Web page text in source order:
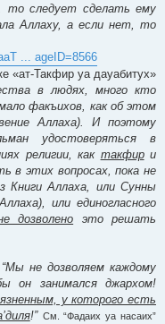
то следует сделать ему
Аллаху, а если нет, то
... ageID=8566
«ат-Такфир уа дауабитух»
в людях, много кто
факъихов, как об этом
Аллаха). И поэтому
удостоверяться в
религии, как такфири
в этих вопросах, пока не
Книги Аллаха, или Сунны
или единогласного
дозволено это решать
“Мы не дозволяем каждому
он занимался джархом!
у которого есть
!” См. “Фадаих уа насаих”